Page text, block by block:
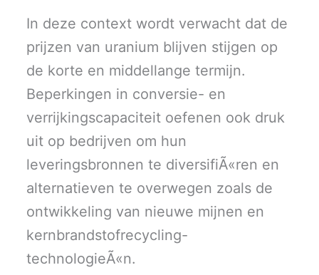
In deze context wordt verwacht dat de
prijzen van uranium blijven stijgen op
de korte en middellange termijn.
Beperkingen in conversie- en
verrijkingscapaciteit oefenen ook druk
uit op bedrijven om hun
leveringsbronnen te diversifiÃ«ren en
alternatieven te overwegen zoals de
ontwikkeling van nieuwe mijnen en
kernbrandstofrecycling-
technologieÃ«n.